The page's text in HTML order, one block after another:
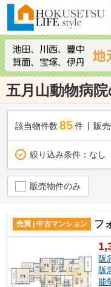
五月山動物病
該当物件数 85件 販
絞り込み条件： なし
販売物件のみ
売買 | 中古マンション フ
阪
阪
能